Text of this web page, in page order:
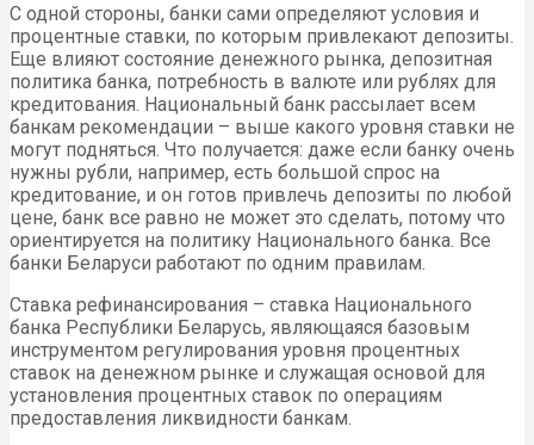
С одной стороны, банки сами определяют условия и
процентные ставки, по которым привлекают депозиты.
Еще влияют состояние денежного рынка, депозитная
политика банка, потребность в валюте или рублях для
кредитования. Национальный банк рассылает всем
банкам рекомендации – выше какого уровня ставки не
могут подняться. Что получается: даже если банку очень
нужны рубли, например, есть большой спрос на
кредитование, и он готов привлечь депозиты по любой
цене, банк все равно не может это сделать, потому что
ориентируется на политику Национального банка. Все
банки Беларуси работают по одним правилам.
Ставка рефинансирования – ставка Национального
банка Республики Беларусь, являющаяся базовым
инструментом регулирования уровня процентных
ставок на денежном рынке и служащая основой для
установления процентных ставок по операциям
предоставления ликвидности банкам.